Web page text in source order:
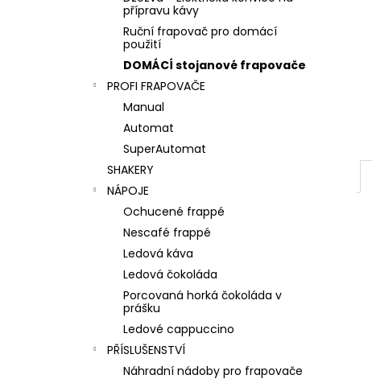
přípravu kávy
Ruční frapovač pro domácí
použití
DOMÁCÍ stojanové frapovače
PROFI FRAPOVAČE
Manual
Automat
SuperAutomat
SHAKERY
NÁPOJE
Ochucené frappé
Nescafé frappé
Ledová káva
Ledová čokoláda
Porcovaná horká čokoláda v
prášku
Ledové cappuccino
PŘÍSLUŠENSTVÍ
Náhradní nádoby pro frapovače